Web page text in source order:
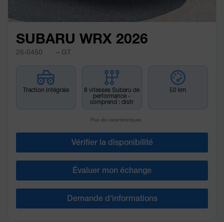
SUBARU WRX 2026
26-0450 – GT
Traction intégrale
8 vitesses Subaru de
performance -
comprend : distr
50 km
Plus de caractéristiques
Vérifier la disponibilité
Évaluer mon échange
Demande d'informations